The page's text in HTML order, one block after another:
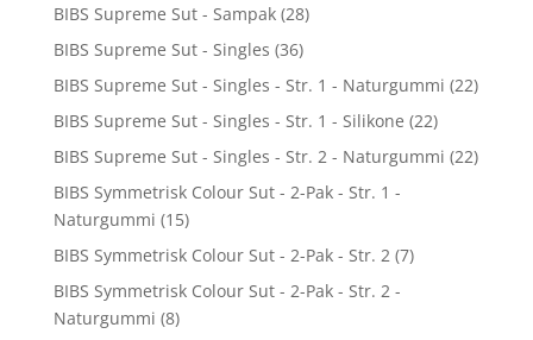
BIBS Supreme Sut - Sampak (28)
BIBS Supreme Sut - Singles (36)
BIBS Supreme Sut - Singles - Str. 1 - Naturgummi (22)
BIBS Supreme Sut - Singles - Str. 1 - Silikone (22)
BIBS Supreme Sut - Singles - Str. 2 - Naturgummi (22)
BIBS Symmetrisk Colour Sut - 2-Pak - Str. 1 -
Naturgummi (15)
BIBS Symmetrisk Colour Sut - 2-Pak - Str. 2 (7)
BIBS Symmetrisk Colour Sut - 2-Pak - Str. 2 -
Naturgummi (8)